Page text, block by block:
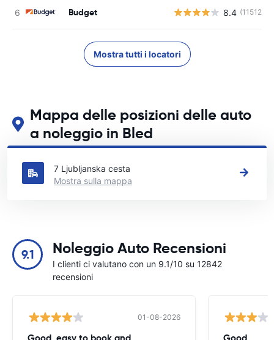
Budget 8.4 (11512)
Mostra tutti i locatori
Mappa delle posizioni delle auto
a noleggio in Bled
Guarda le nostre principali sedi di autonoleggio in Bled
7 Ljubljanska cesta
Mostra sulla mappa
9.1 Noleggio Auto Recensioni
I clienti ci valutano con un 9.1/10 su 12842
recensioni
01-08-2026